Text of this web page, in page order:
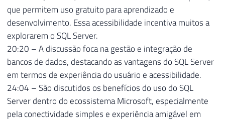
que permitem uso gratuito para aprendizado e
desenvolvimento. Essa acessibilidade incentiva muitos a
explorarem o SQL Server.
20:20 – A discussão foca na gestão e integração de
bancos de dados, destacando as vantagens do SQL Server
em termos de experiência do usuário e acessibilidade.
24:04 – São discutidos os benefícios do uso do SQL
Server dentro do ecossistema Microsoft, especialmente
pela conectividade simples e experiência amigável em